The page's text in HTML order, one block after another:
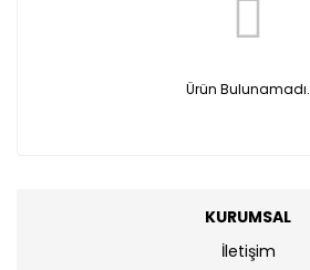
Ürün Bulunamadı.
KURUMSAL
İletişim